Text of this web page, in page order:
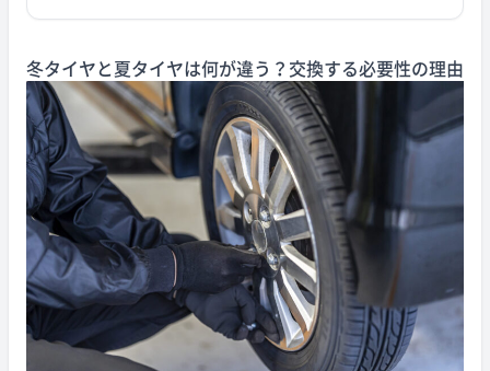
冬タイヤと夏タイヤは何が違う？交換する必要性の理由